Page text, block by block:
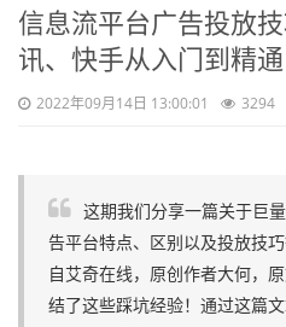
信息流平台广告投放
讯、快手从入门到精通
2022年09月14日 13:00:01 3294
这期我们分享一篇关于巨
告平台特点、区别以及投放技
自艾奇在线，原创作者大何，
结了这些踩坑经验！通过这篇